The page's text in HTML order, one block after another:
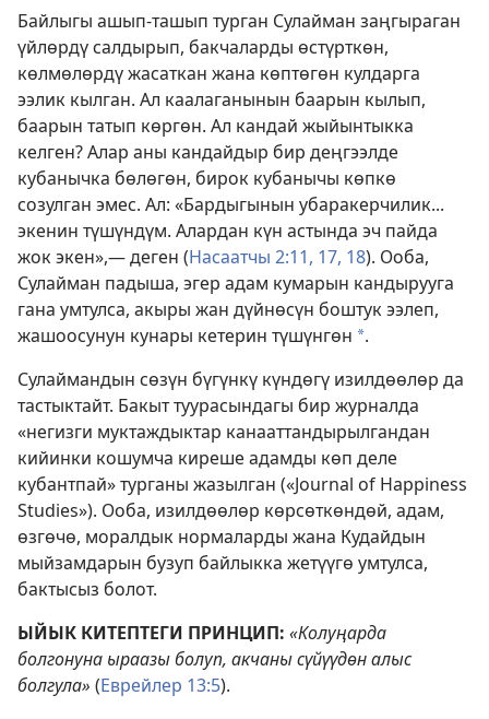
Байлыгы ашып-ташып турган Сулайман заңгыраган
үйлөрдү салдырып, бакчаларды өстүрткөн,
көлмөлөрдү жасаткан жана көптөгөн кулдарга
ээлик кылган. Ал каалаганынын баарын кылып,
баарын татып көргөн. Ал кандай жыйынтыкка
келген? Алар аны кандайдыр бир деңгээлде
кубанычка бөлөгөн, бирок кубанычы көпкө
созулган эмес. Ал: «Бардыгынын убаракерчилик...
экенин түшүндүм. Алардан күн астында эч пайда
жок экен»,— деген (Насаатчы 2:11, 17, 18). Ооба,
Сулайман падыша, эгер адам кумарын кандырууга
гана умтулса, акыры жан дүйнөсүн боштук ээлеп,
жашоосунун кунары кетерин түшүнгөн *.
Сулаймандын сөзүн бүгүнкү күндөгү изилдөөлөр да
тастыктайт. Бакыт туурасындагы бир журналда
«негизги муктаждыктар канааттандырылгандан
кийинки кошумча киреше адамды көп деле
кубантпай» турганы жазылган («Journal of Happiness
Studies»). Ооба, изилдөөлөр көрсөткөндөй, адам,
өзгөчө, моралдык нормаларды жана Кудайдын
мыйзамдарын бузуп байлыкка жетүүгө умтулса,
бактысыз болот.
ЫЙЫК КИТЕПТЕГИ ПРИНЦИП: «Колуңарда
болгонуна ыраазы болуп, акчаны сүйүүдөн алыс
болгула» (Еврейлер 13:5).